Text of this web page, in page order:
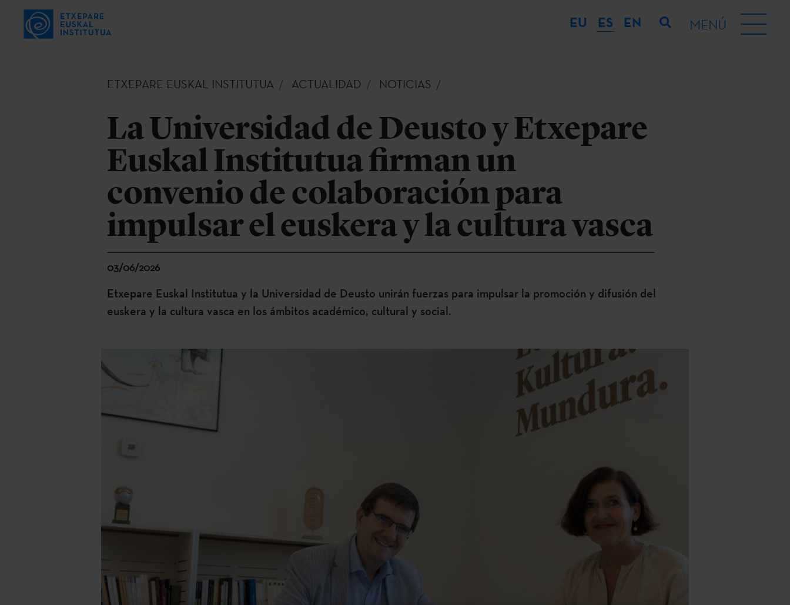
EU ES EN MENÚ
ETXEPARE EUSKAL INSTITUTUA ACTUALIDAD NOTICIAS
La Universidad de Deusto y Etxepare
Euskal Institutua firman un
convenio de colaboración para
impulsar el euskera y la cultura vasca
03/06/2026
Etxepare Euskal Institutua y la Universidad de Deusto unirán fuerzas para impulsar la promoción y difusión del
euskera y la cultura vasca en los ámbitos académico, cultural y social.